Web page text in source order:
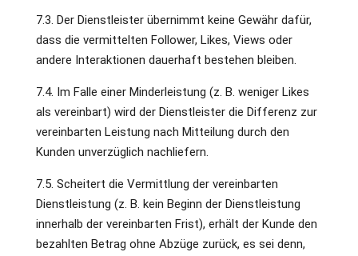
7.3. Der Dienstleister übernimmt keine Gewähr dafür,
dass die vermittelten Follower, Likes, Views oder
andere Interaktionen dauerhaft bestehen bleiben.
7.4. Im Falle einer Minderleistung (z. B. weniger Likes
als vereinbart) wird der Dienstleister die Differenz zur
vereinbarten Leistung nach Mitteilung durch den
Kunden unverzüglich nachliefern.
7.5. Scheitert die Vermittlung der vereinbarten
Dienstleistung (z. B. kein Beginn der Dienstleistung
innerhalb der vereinbarten Frist), erhält der Kunde den
bezahlten Betrag ohne Abzüge zurück, es sei denn,